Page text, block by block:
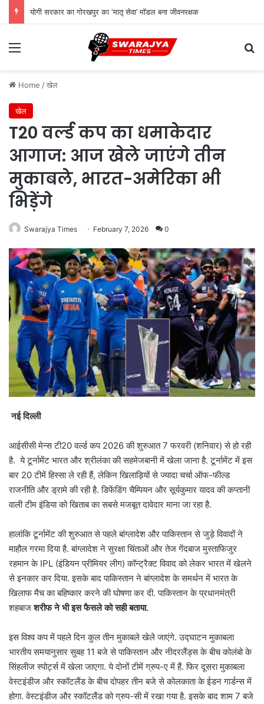
योगी सरकार का गोरखपुर का ‘मातृ सेवा’ मॉडल बना जीवनरक्षक
Menu
Home /खेल
खेल
T20 वर्ल्ड कप का धमाकेदार
आगाज: आज खेले जाएंगे तीन
मुकाबले, भारत-अमेरिका भी
भिड़ेंगे
Swarajya Times February 7, 2026 0
नई दिल्ली
आईसीसी मेन्स टी20 वर्ल्ड कप 2026 की शुरुआत 7 फरवरी (शनिवार) से हो रही
है. ये टूर्नामेंट भारत और श्रीलंका की सहमेजबानी में खेला जाना है. टूर्नामेंट में इस
बार 20 टीमें हिस्सा ले रही हैं, लेकिन खिलाड़ियों से ज्यादा चर्चा ऑफ-फील्ड
राजनीति और ड्रामे की रही है. डिफेंडिंग चैम्पियन और सूर्यकुमार यादव की कप्तानी
वाली टीम इंडिया को खिताब का सबसे मजबूत दावेदार माना जा रहा है.
हालांकि टूर्नामेंट की शुरुआत से पहले बांग्लादेश और पाकिस्तान से जुड़े विवादों ने
माहौल गरमा दिया है. बांग्लादेश ने सुरक्षा चिंताओं और तेज गेंदबाज मुस्ताफिजुर
रहमान के IPL (इंडियन प्रीमियर लीग) कॉन्ट्रैक्ट विवाद को लेकर भारत में खेलने
से इनकार कर दिया. इसके बाद पाकिस्तान ने बांग्लादेश के समर्थन में भारत के
खिलाफ मैच का बहिष्कार करने की घोषणा कर दी. पाकिस्तान के प्रधानमंत्री
शहबाजशरीफ ने भी इस फैसले को सही बताया.
इस विश्व कप में पहले दिन कुल तीन मुकाबले खेले जाएंगे. उद्घाटन मुकाबला
भारतीय समयानुसार सुबह 11 बजे से पाकिस्तान और नीदरलैंड्स के बीच कोलंबो के
सिंहलीज स्पोर्ट्स में खेला जाएगा. ये दोनों टीमें ग्रुप-ए में हैं. फिर दूसरा मुकाबला
वेस्टइंडीज और स्कॉटलैंड के बीच दोपहर तीन बजे से कोलकाता के ईडन गार्डन्स में
होगा. वेस्टइंडीज और स्कॉटलैंड को ग्रुप-सी में रखा गया है. इसके बाद शाम 7 बजे